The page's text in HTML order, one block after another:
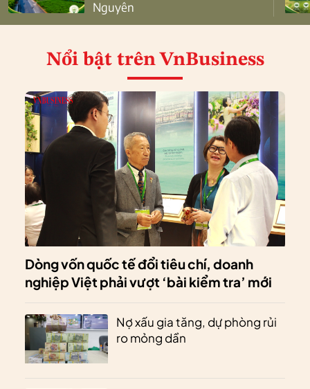
Nguyên
Nổi bật trên VnBusiness
Dòng vốn quốc tế đổi tiêu chí, doanh
nghiệp Việt phải vượt ‘bài kiểm tra’ mới
Nợ xấu gia tăng, dự phòng rủi
ro mỏng dần